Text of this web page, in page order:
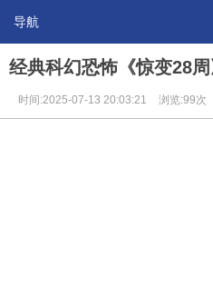
导航
经典科幻恐怖《惊变28
时间:2025-07-13 20:03:21 浏览:99次